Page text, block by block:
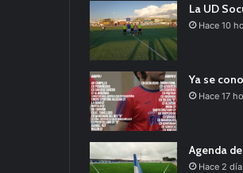
La UD
Hace 10
Ya se
Hace 17
Agenda
Hace 2